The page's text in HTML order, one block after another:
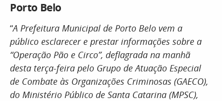
Porto Belo
“A Prefeitura Municipal de Porto Belo vem a
público esclarecer e prestar informações sobre a
“Operação Pão e Circo”, deflagrada na manhã
desta terça-feira pelo Grupo de Atuação Especial
de Combate às Organizações Criminosas (GAECO),
do Ministério Público de Santa Catarina (MPSC),